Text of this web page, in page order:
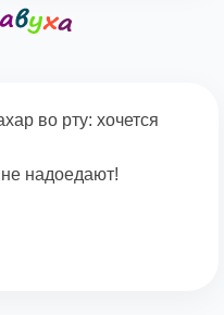
во рту: хочется
надоедают!